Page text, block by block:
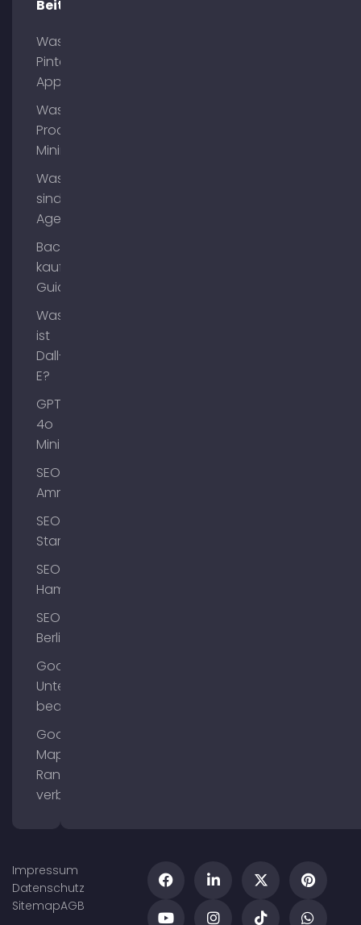
Beiträge
Was ist
Pinterest
App?
Was ist
Process
Mining?
Was
sind AI
Agents?
Backlinks
kaufen
Guide
Was
ist
Dall-
E?
GPT-
4o
Mini
SEO
Ammersee
SEO
Starnberg
SEO
Hamburg
SEO
Berlin
Google
Unternehmensprofil
bearbeiten
Google
Maps
Ranking
verbessern
Impressum
Datenschutz
SitemapAGB